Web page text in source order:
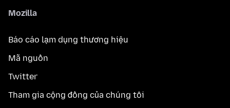
Mozilla
Báo cáo lạm dụng thương hiệu
Mã nguồn
Twitter
Tham gia cộng đồng của chúng tôi